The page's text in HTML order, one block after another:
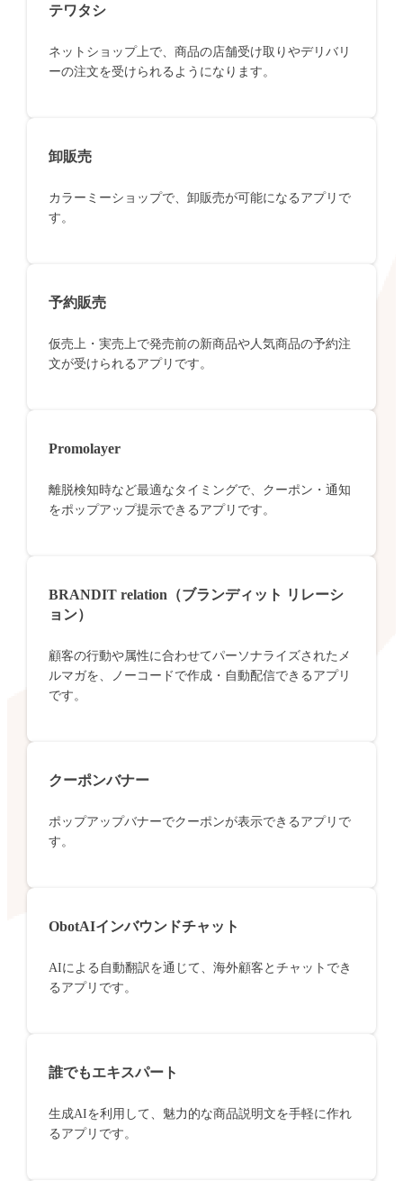
テワタシ
ネットショップ上で、商品の店舗受け取りやデリバリ
ーの注文を受けられるようになります。
卸販売
カラーミーショップで、卸販売が可能になるアプリで
す。
予約販売
仮売上・実売上で発売前の新商品や人気商品の予約注
文が受けられるアプリです。
Promolayer
離脱検知時など最適なタイミングで、クーポン・通知
をポップアップ提示できるアプリです。
BRANDIT relation（ブランディット リレーシ
ョン）
顧客の行動や属性に合わせてパーソナライズされたメ
ルマガを、ノーコードで作成・自動配信できるアプリ
です。
クーポンバナー
ポップアップバナーでクーポンが表示できるアプリで
す。
ObotAIインバウンドチャット
AIによる自動翻訳を通じて、海外顧客とチャットでき
るアプリです。
誰でもエキスパート
生成AIを利用して、魅力的な商品説明文を手軽に作れ
るアプリです。